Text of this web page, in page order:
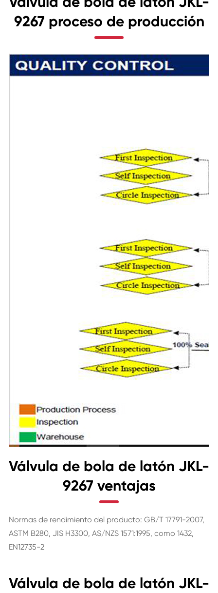
9267 proceso de producción
Válvula de bola de latón JKL-
9267 ventajas
Normas de rendimiento del producto: GB/T 17791-2007,
ASTM B280, JIS H3300, AS/NZS 1571:1995, como 1432,
EN12735-2
Válvula de bola de latón JKL-